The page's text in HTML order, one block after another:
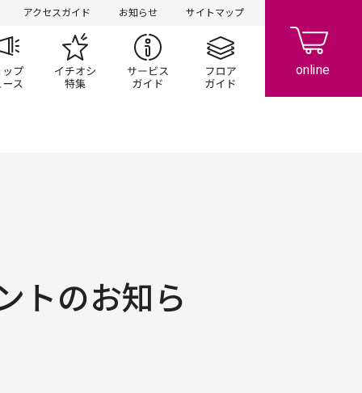
アクセスガイド お知らせ サイトマップ
ン
プ一覧 ショップニュースイチオシ特集 サービスガイドフロアガイド
トのお知ら